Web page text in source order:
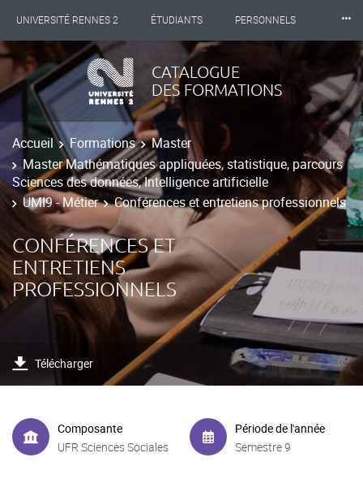
UNIVERSITÉ RENNES 2 ÉTUDIANTS PERSONNELS
INTERNATIONAL PROFESSIONNELS BIBLIOTHÈQUES
LES NOUVELLES DE RENNES 2
⸱⸱⸱
CATALOGUE
DES FORMATIONS
Accueil Formations
Master
Master Mathématiques appliquées, statistique, parcours
Sciences des données, Intelligence artificielle
UMI9 - Métier
Conférences et entretiens professionnels
CONFÉRENCES ET
ENTRETIENS
PROFESSIONNELS
Télécharger
Composante
UFR Sciences Sociales
Période de l'année
Semestre 9